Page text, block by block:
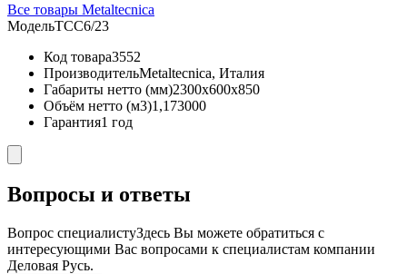
Все товары Metaltecnica
МодельTCC6/23
Код товара3552
ПроизводительMetaltecnica, Италия
Габариты нетто (мм)2300x600x850
Объём нетто (м3)1,173000
Гарантия1 год
Вопросы и ответы
Вопрос специалистуЗдесь Вы можете обратиться с
интересующими Вас вопросами к специалистам компании
Деловая Русь.